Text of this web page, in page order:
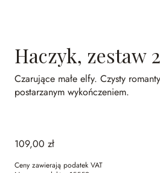
Haczyk, zestaw
Czarujące małe elfy.Czysty
postarzanym wykończeniem.
109,00 zł
Ceny zawierają podatek VAT